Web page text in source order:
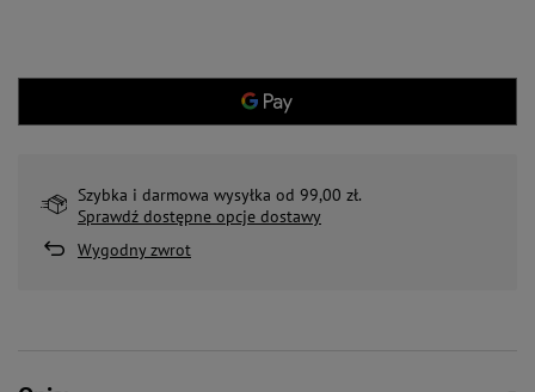
Szybka i darmowa wysyłka od 99,00 zł.
Sprawdź dostępne opcje dostawy
Wygodny zwrot